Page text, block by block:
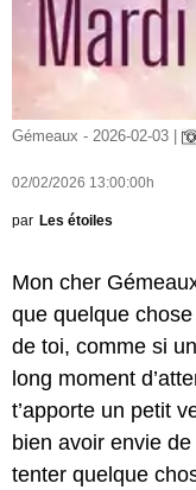
Gémeaux - 2026-02-03 |
02/02/2026 13:00:00h
par Les étoiles
Mon cher
que quelque
de toi, comme si
long moment
t’apporte un petit
bien avoir envie
tenter quelque